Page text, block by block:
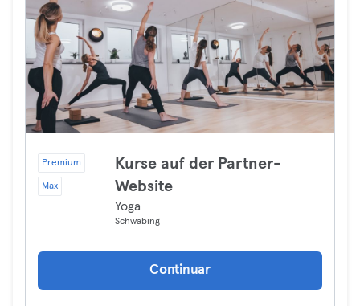
Premium
Max
Kurse auf der Partner-
Website
Yoga
Schwabing
Continuar